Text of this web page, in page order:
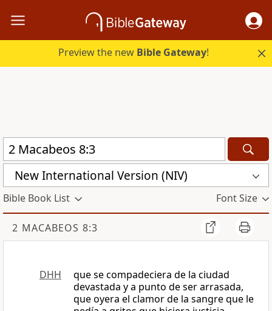
Preview the new Bible Gateway!
New International Version (NIV)
Bible Book List Font Size
2 MACABEOS 8:3
DHH
que se compadeciera de la ciudad
devastada y a punto de ser arrasada,
que oyera el clamor de la sangre que le